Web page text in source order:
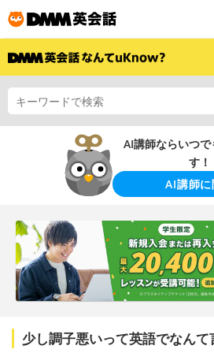
AI講師ならいつ
す！
AI講師に
少し調子悪いって英語でなんて